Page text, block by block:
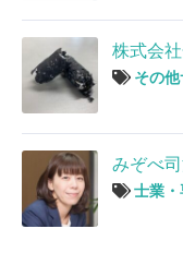
株式会
その
みぞべ
士業